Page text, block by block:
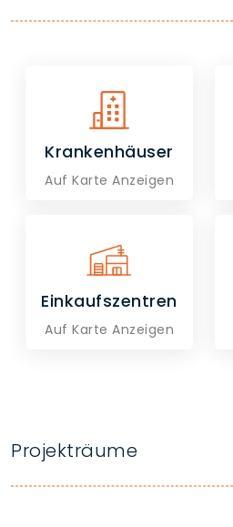
Krankenhäuser
Auf Karte Anzeigen
Einkaufszentren
Auf Karte Anzeigen
Projekträume